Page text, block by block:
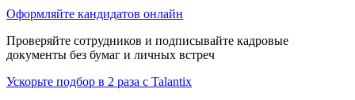
Оформляйте кандидатов онлайн
Проверяйте сотрудников и подписывайте кадровые
документы без бумаг и личных встреч
Ускорьте подбор в 2 раза с Talantix